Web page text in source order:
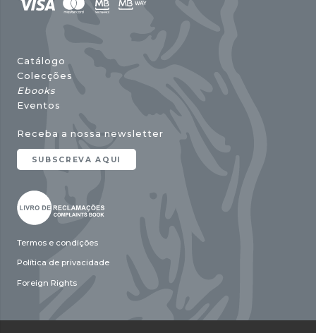
Catálogo
Colecções
Ebooks
Eventos
Receba a nossa newsletter
SUBSCREVA AQUI
Termos e condições
Política de privacidade
Foreign Rights